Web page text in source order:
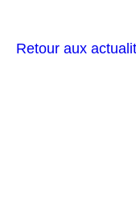
Retour aux